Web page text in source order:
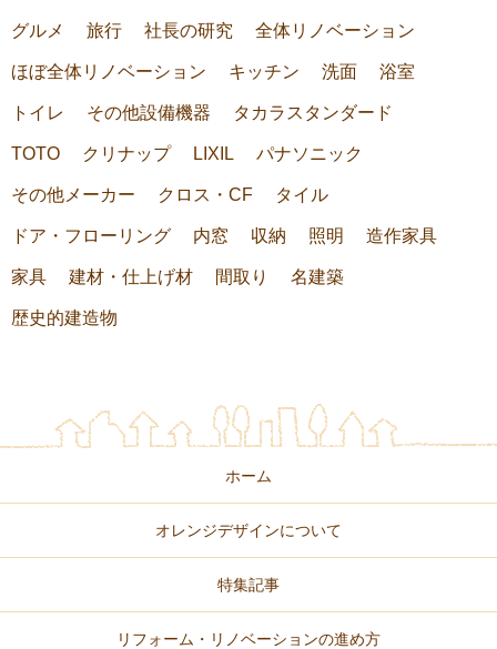
グルメ 旅行 社長の研究 全体リノベーション
ほぼ全体リノベーション キッチン 洗面 浴室
トイレ その他設備機器 タカラスタンダード
TOTO クリナップ LIXIL パナソニック
その他メーカー クロス・CF タイル
ドア・フローリング 内窓 収納 照明 造作家具
家具 建材・仕上げ材 間取り 名建築
歴史的建造物
ホーム
オレンジデザインについて
特集記事
リフォーム・リノベーションの進め方